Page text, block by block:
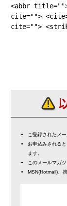
<abbr
cite="">
cite="">
ご登録されたメ
お申込みされる
ます。
このメールマガ
MSN(Hotmail)、